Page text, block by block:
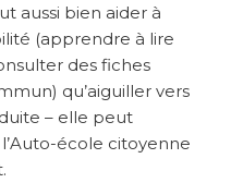
aussi bien aider à
(apprendre à lire
des fiches
qu’aiguiller vers
– elle peut
école citoyenne